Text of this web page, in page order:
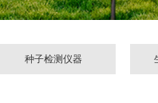
种子检测仪器